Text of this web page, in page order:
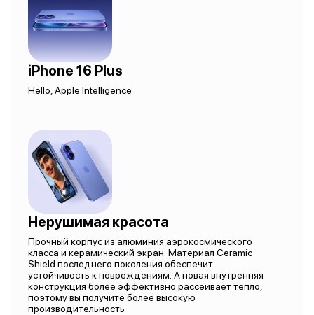
iPhone 16 Plus
Hello, Apple Intelligence
Нерушимая красота
Прочный корпус из алюминия аэрокосмического
класса и керамический экран. Материал Ceramic
Shield последнего поколения обеспечит
устойчивость к повреждениям. А новая внутренняя
конструкция более эффективно рассеивает тепло,
поэтому вы получите более высокую
производительность